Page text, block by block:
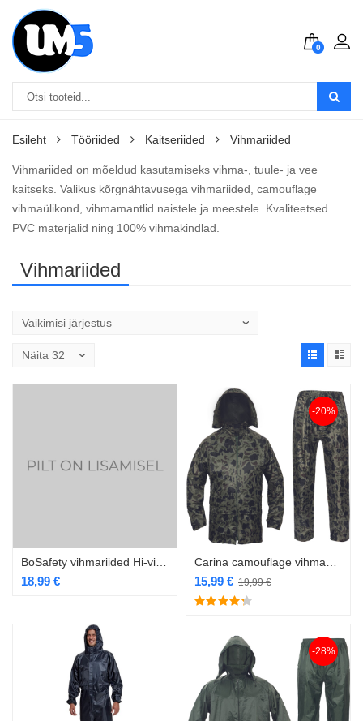
0
Esileht Tööriided Kaitseriided Vihmariided
Vihmariided on mõeldud kasutamiseks vihma-, tuule- ja vee
kaitseks. Valikus kõrgnähtavusega vihmariided, camouflage
vihmaülikond, vihmamantlid naistele ja meestele. Kvaliteetsed
PVC materjalid ning 100% vihmakindlad.
Vihmariided
18,99 €
-20%
19,99€
15,99 €
-28%